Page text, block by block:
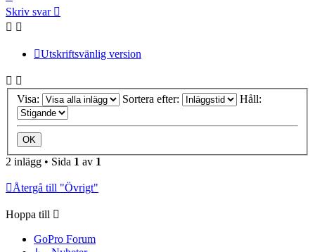
Skriv svar
Utskriftsvänlig version
Visa: Sortera efter: Håll:
2 inlägg • Sida 1 av 1
Återgå till "Övrigt"
Hoppa till
GoPro Forum